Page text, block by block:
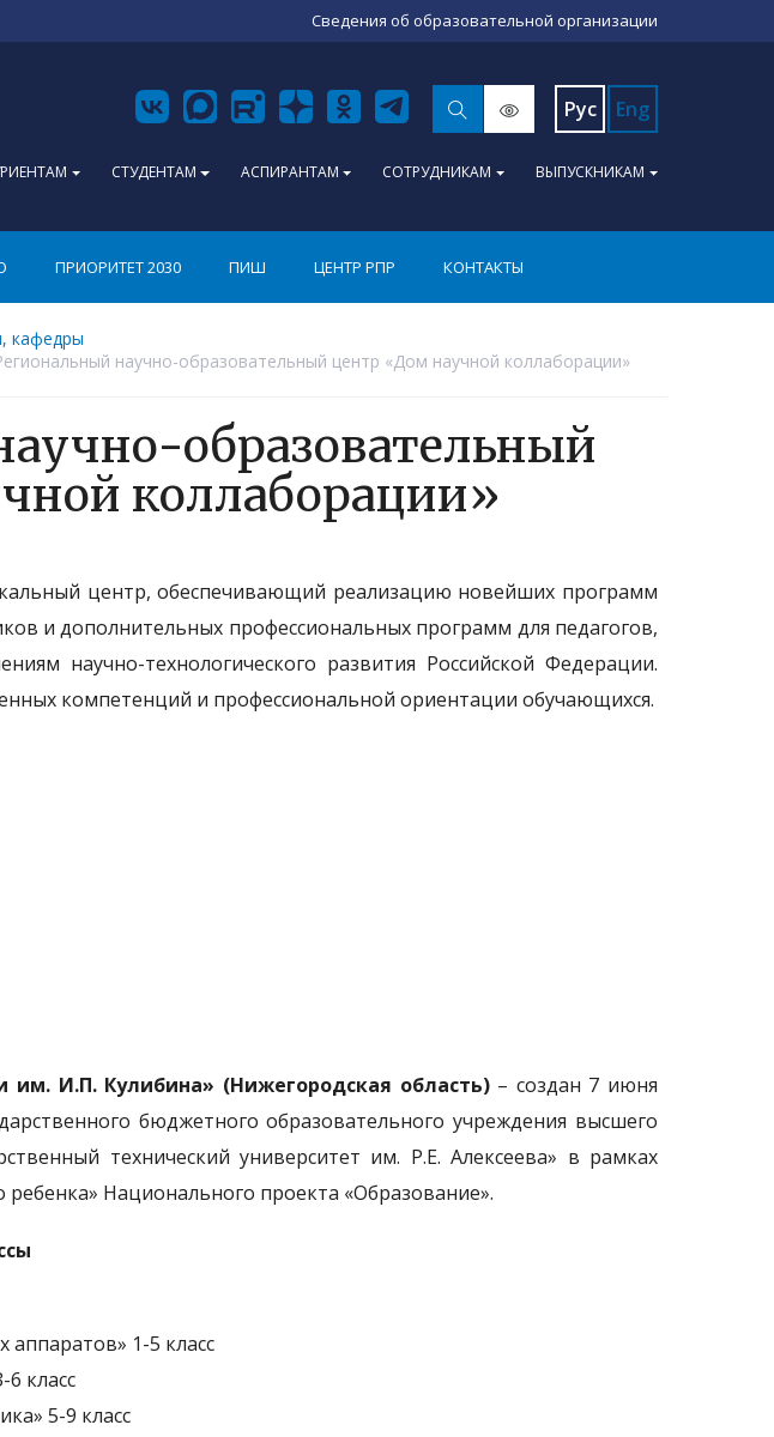
Сведения об образовательной организации
Рус Eng
СТУДЕНТАМ АСПИРАНТАМ СОТРУДНИКАМ ВЫПУСКНИКАМ
ПРИОРИТЕТ 2030 ПИШ ЦЕНТР РПР КОНТАКТЫ
кафедры
научно-образовательный центр «Дом научной коллаборации»
образовательный
коллаборации»
центр, обеспечивающий реализацию новейших программ
и дополнительных профессиональных программ для педагогов,
научно-технологического развития Российской Федерации.
компетенций и профессиональной ориентации обучающихся.
И.П. Кулибина» (Нижегородская область)– создан 7 июня
бюджетного образовательного учреждения высшего
технический университет им. Р.Е. Алексеева» в рамках
Национального проекта «Образование».
1-5 класс
класс
5-9 класс